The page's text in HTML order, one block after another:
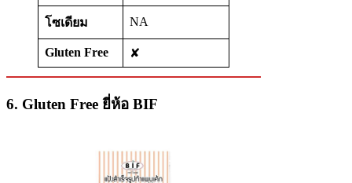
โซเดียม NA
Gluten Free ✘
6. Gluten Free ยี่ห้อ BIF